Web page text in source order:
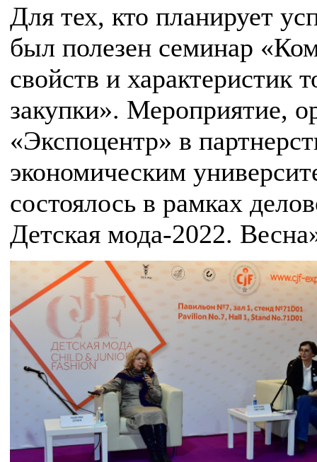
Для тех, кто планирует
был полезен семинар
свойств и характеристик
закупки». Мероприятие,
«Экспоцентр» в
экономическим
состоялось в рамках
Детская мода-2022.